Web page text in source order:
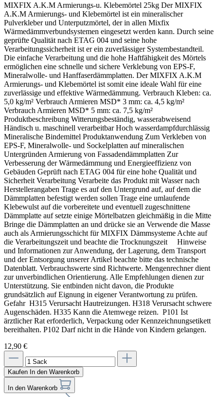
MIXFIX A.K.M Armierungs-u. Klebemörtel 25kg Der MIXFIX
A.K.M Armierungs- und Klebemörtel ist ein mineralischer
Pulverkleber und Unterputzmörtel, der in allen Mixfix
Wärmedämmverbundsystemen eingesetzt werden kann. Durch seine
geprüfte Qualität nach ETAG 004 und seine hohe
Verarbeitungssicherheit ist er ein zuverlässiger Systembestandteil.
Die einfache Verarbeitung und die hohe Haftfähigkeit des Mörtels
ermöglichen eine schnelle und sichere Verklebung von EPS-F,
Mineralwolle- und Hanffaserdämmplatten. Der MIXFIX A.K.M
Armierungs- und Klebemörtel ist somit eine ideale Wahl für eine
zuverlässige und effektive Wärmedämmung. Verbrauch Kleben: ca.
5,0 kg/m² Verbrauch Armieren MSD* 3 mm: ca. 4,5 kg/m²
Verbrauch Armieren MSD* 5 mm: ca. 7,5 kg/m²
Produktbeschreibung Witterungsbeständig, wasserabweisend
Händisch u. maschinell verarbeitbar Hoch wasserdampfdurchlässig
Mineralische Bindemittel Produktanwendung Zum Verkleben von
EPS-F, Mineralwolle- und Sockelplatten auf mineralischen
Untergründen Armierung von Fassadendämmplatten Zur
Verbesserung der Wärmedämmung und Energieeffizienz von
Gebäuden Geprüft nach ETAG 004 für eine hohe Qualität und
Sicherheit Verarbeitung Verarbeite das Produkt mit Wasser nach
Herstellerangaben Trage es auf den Untergrund auf, auf dem die
Dämmplatten befestigt werden sollen Trage eine umlaufende
Klebewulst auf die vorbereitete und eventuell zugeschnittene
Dämmplatte auf setzte einige Mörtelbatzen gleichmäßig in die Mitte
Bringe die Dämmplatten an und drücke sie an Verwende die Masse
auch als Armierungsschicht für MIXFIX Dämmsysteme Achte auf
die Verarbeitungszeit und beachte die Trocknungszeit Hinweise
und Informationen zur Anwendung, der Lagerung, dem Transport
und der Entsorgung unserer Artikel beachte bitte das technische
Datenblatt. Verbrauchswerte sind Richtwerte. Mengenrechner dient
zur unverbindlichen Orientierung. Alle Empfehlungen dienen zur
Unterstützung. Sie entbinden nicht davon, die Produkte
grundsätzlich auf Eignung in eigener Verantwortung zu prüfen.
Gefahr H315 Verursacht Hautreizungen. H318 Verursacht schwere
Augenschäden. H335 Kann die Atemwege reizen. P101 Ist
ärztlicher Rat erforderlich, Verpackung oder Kennzeichnungsetikett
bereithalten. P102 Darf nicht in die Hände von Kindern gelangen.
12,90 €
Kaufen In den Warenkorb
In den Warenkorb